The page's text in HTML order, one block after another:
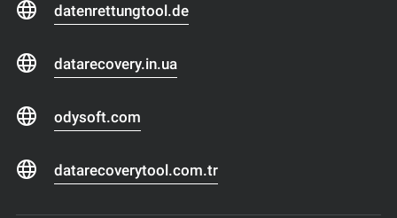
datenrettungtool.de
datarecovery.in.ua
odysoft.com
datarecoverytool.com.tr